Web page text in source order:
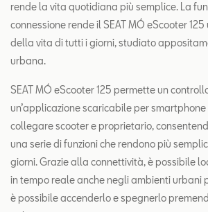
rende la vita quotidiana più semplice. La
connessione rende il SEAT MÓ eScooter
della vita di tutti i giorni, studiato
urbana.
SEAT MÓ eScooter 125 permette un
un’applicazione scaricabile per
collegare scooter e proprietario,
una serie di funzioni che rendono più
giorni. Grazie alla connettività, è possibile
in tempo reale anche negli ambienti urbani
è possibile accenderlo e spegnerlo